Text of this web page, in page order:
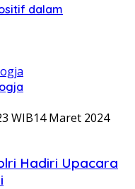
dalam
WIB14 Maret 2024
Hadiri Upacara